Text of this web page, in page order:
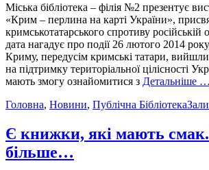
Міська бібліотека – філія №2 презентує
«Крим – перлина на карті України»,
кримськотатарського спротиву
дата нагадує про події 26 лютого 2014
Криму, передусім кримські татари,
на підтримку територіальної цілісності
мають змогу ознайомитися з Детальніше …
Головна, Новини, Публічна Бібліотека
Є книжки, які мають
більше…